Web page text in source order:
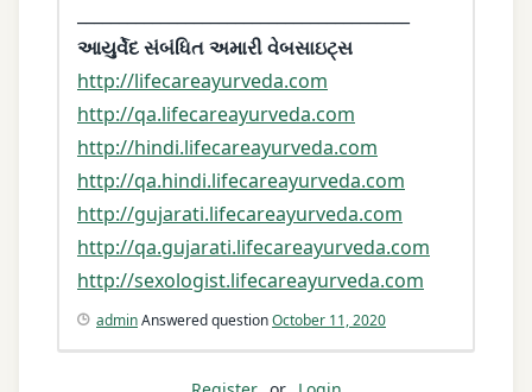
આયુર્વેદ સંબંધિત અમારી વેબસાઇટ્સ
http://lifecareayurveda.com
http://qa.lifecareayurveda.com
http://hindi.lifecareayurveda.com
http://qa.hindi.lifecareayurveda.com
http://gujarati.lifecareayurveda.com
http://qa.gujarati.lifecareayurveda.com
http://sexologist.lifecareayurveda.com
adminAnswered questionOctober 11, 2020